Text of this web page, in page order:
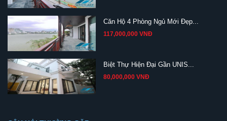
Căn Hộ 4 Phòng Ngủ Mới Đẹp...
117,000,000 VNĐ
Biệt Thự Hiện Đại Gần UNIS...
80,000,000 VNĐ